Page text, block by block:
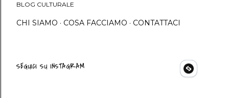
BLOG CULTURALE
CHI SIAMO COSA FACCIAMO CONTATTACI
SEGUICI SU INSTAGRAM